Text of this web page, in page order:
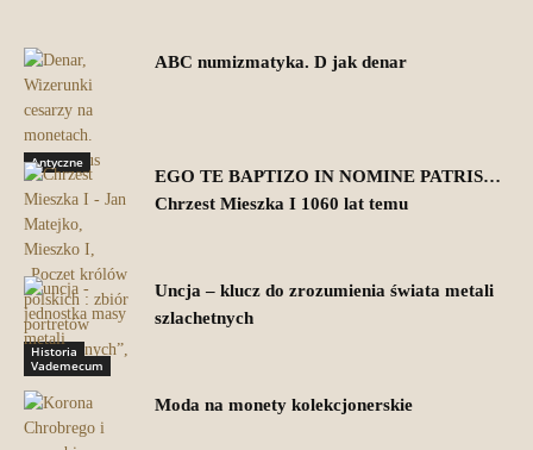
Antyczne
ABC numizmatyka. D jak denar
Historia
EGO TE BAPTIZO IN NOMINE PATRIS…
Chrzest Mieszka I 1060 lat temu
Vademecum
Uncja – klucz do zrozumienia świata metali
szlachetnych
Moda na monety kolekcjonerskie